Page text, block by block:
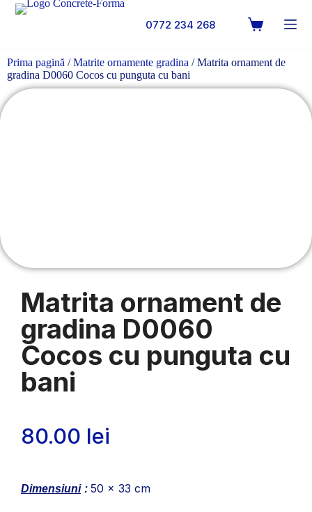
0772 234 268
Prima pagină /Matrite ornamente gradina / Matrita ornament de
gradina D0060 Cocos cu punguta cu bani
Matrita ornament de
gradina D0060
Cocos cu punguta cu
bani
80.00 lei
Dimensiuni : 50 x 33 cm